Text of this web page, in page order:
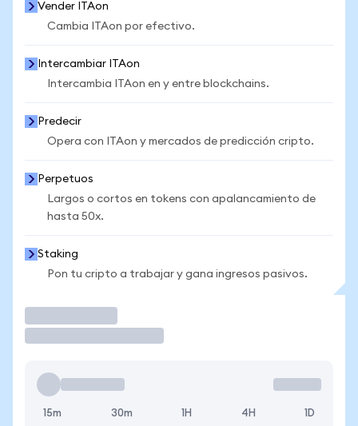
Vender ITAon
Cambia ITAon por efectivo.
Intercambiar ITAon
Intercambia ITAon en y entre blockchains.
Predecir
Opera con ITAon y mercados de predicción cripto.
Perpetuos
Largos o cortos en tokens con apalancamiento de
hasta 50x.
Staking
Pon tu cripto a trabajar y gana ingresos pasivos.
15m 30m 1H 4H 1D